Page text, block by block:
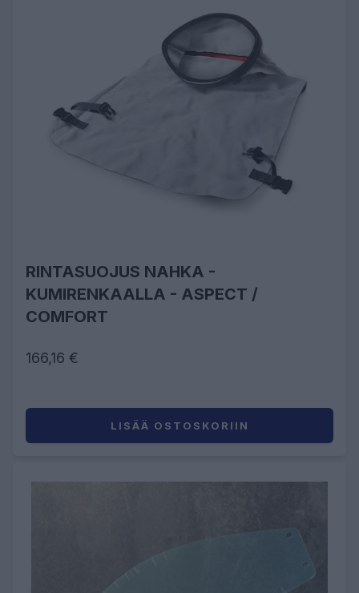
RINTASUOJUS NAHKA -
KUMIRENKAALLA - ASPECT /
COMFORT
166,16 €
LISÄÄ OSTOSKORIIN